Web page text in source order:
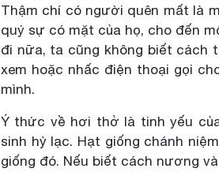
Thậm chí có người quên mất là
quý sự có mặt của họ, cho đến
đi nữa, ta cũng không biết cách
xem hoặc nhấc điện thoại gọi
mình.
Ý thức về hơi thở là tinh yếu
sinh hỷ lạc. Hạt giống chánh
giống đó. Nếu biết cách nương